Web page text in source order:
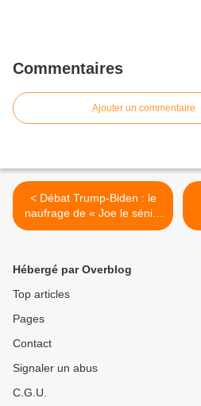
Commentaires
Ajouter un commentaire
< Débat Trump-Biden : le
naufrage de « Joe le sénile
»
Hébergé par Overblog
Top articles
Pages
Contact
Signaler un abus
C.G.U.